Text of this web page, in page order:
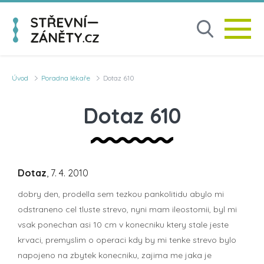
Úvod Poradna lékaře Dotaz 610
Dotaz 610
Dotaz, 7. 4. 2010
dobry den, prodella sem tezkou pankolitidu abylo mi
odstraneno cel tluste strevo, nyni mam ileostomii, byl mi
vsak ponechan asi 10 cm v konecniku ktery stale jeste
krvaci, premyslim o operaci kdy by mi tenke strevo bylo
napojeno na zbytek konecniku, zajima me jaka je